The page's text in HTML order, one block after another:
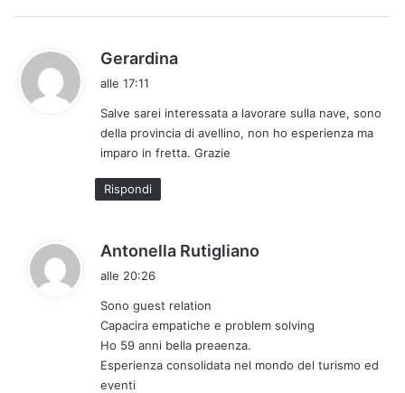
Gerardina
e
t
t
alle 17:11
Salve sarei interessata a lavorare sulla nave, sono
della provincia di avellino, non ho esperienza ma
imparo in fretta. Grazie
Rispondi
Antonella Rutigliano
t
o
alle 20:26
Sono guest relation
Capacira empatiche e problem solving
Ho 59 anni bella preaenza.
Esperienza consolidata nel mondo del turismo ed
eventi